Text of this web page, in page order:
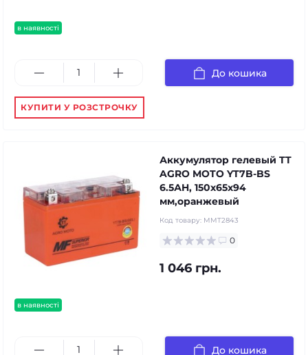
в наявності
До кошика
КУПИТИ У РОЗСТРОЧКУ
в наявності
Аккумулятор гелевый TT
AGRO MOTO YT7B-BS
6.5АH, 150х65х94
мм,оранжевый
Код товару: MMT2843
0
1 046 грн.
До кошика